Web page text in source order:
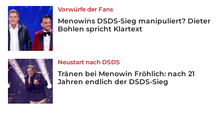
Vorwürfe der Fans
Menowins DSDS-Sieg manipuliert? Dieter
Bohlen spricht Klartext
Neustart nach DSDS
Tränen bei Menowin Fröhlich: nach 21
Jahren endlich der DSDS-Sieg